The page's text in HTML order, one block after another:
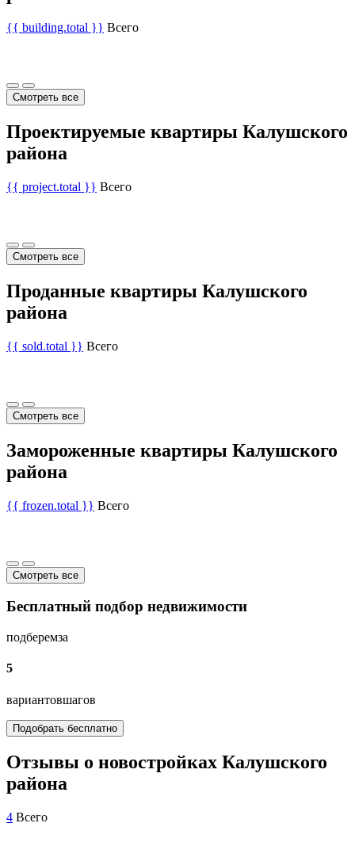
{{ building.total }} Всего
Смотреть все
Проектируемые квартиры Калушского
района
{{ project.total }} Всего
Смотреть все
Проданные квартиры Калушского
района
{{ sold.total }} Всего
Смотреть все
Замороженные квартиры Калушского
района
{{ frozen.total }} Всего
Смотреть все
Бесплатный подбор недвижимости
подберемза
5
вариантовшагов
Подобрать бесплатно
Отзывы о новостройках Калушского
района
4 Всего